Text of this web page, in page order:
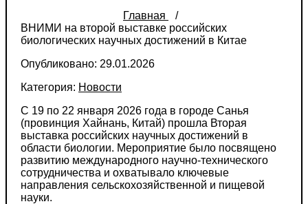
Главная
ВНИМИ на второй выставке российских
биологических научных достижений в Китае
Опубликовано: 29.01.2026
Категория: Новости
С 19 по 22 января 2026 года в городе Санья
(провинция Хайнань, Китай) прошла Вторая
выставка российских научных достижений в
области биологии. Мероприятие было посвящено
развитию международного научно-технического
сотрудничества и охватывало ключевые
направления сельскохозяйственной и пищевой
науки.